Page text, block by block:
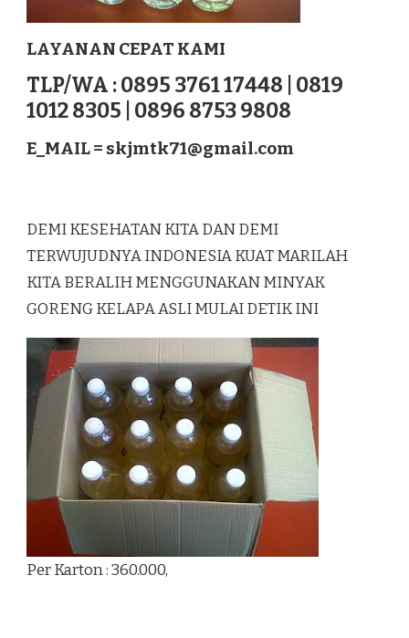
LAYANAN CEPAT KAMI
TLP/WA : 0895 3761 17448 | 0819
1012 8305 | 0896 8753 9808
E_MAIL = skjmtk71@gmail.com
DEMI KESEHATAN KITA DAN DEMI
TERWUJUDNYA INDONESIA KUAT MARILAH
KITA BERALIH MENGGUNAKAN MINYAK
GORENG KELAPA ASLI MULAI DETIK INI
Per Karton : 360.000,